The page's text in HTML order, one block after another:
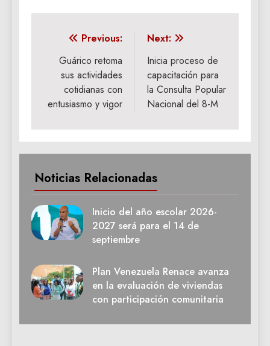
Navegación
de
entradas
Previous:
Guárico retoma
sus actividades
cotidianas con
entusiasmo y vigor
Next:
Inicia proceso de
capacitación para
la Consulta Popular
Nacional del 8-M
Noticias Relacionadas
Inicio del año escolar 2026-
2027 será para el 14 de
septiembre
Plan Venezuela Renace avanza
en la evaluación de viviendas
con participación comunitaria